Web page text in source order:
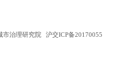
治理研究院 沪交ICP备20170055